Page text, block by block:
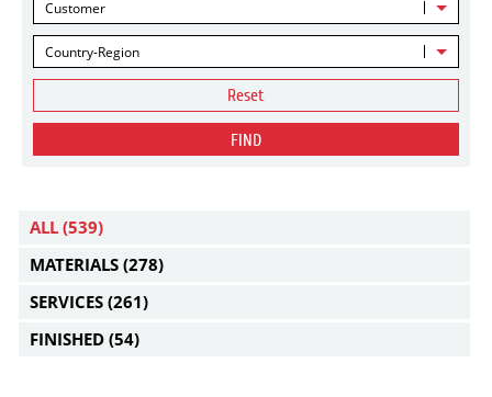
Customer
Country-Region
Reset
FIND
ALL (539)
MATERIALS (278)
SERVICES (261)
FINISHED (54)